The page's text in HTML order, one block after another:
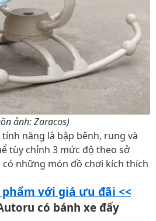
ảnh: Zaracos)
năng là bập bênh, rung và
tùy chỉnh 3 mức độ theo sở
có những món đồ chơi kích thích
với giá ưu đãi <<
có bánh xe đẩy